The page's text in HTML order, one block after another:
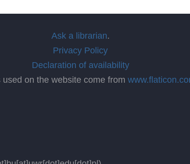
Ask a librarian.
Privacy Policy
Declaration of availability
used on the website come from